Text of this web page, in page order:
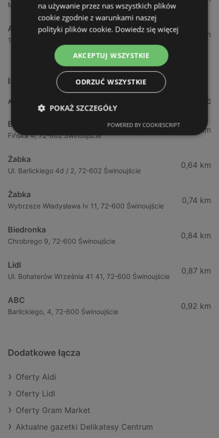
Maszewska 7, 72-100 Goleniów
Aldi
1 Maja 43, 71-627 Szczecin
54,82 km
Inne sklepy Supermarkety w pobliżu
ADRES ODLEGŁOŚĆ
Biedronka
Fińska 4, 72-602 Świnoujście
0,23 km
Żabka
Ul. Barlickiego 4d / 2, 72-602 Świnoujście
0,64 km
Żabka
Wybrzeze Władysława Iv 11, 72-600 Świnoujście
0,74 km
Biedronka
Chrobrego 9, 72-600 Świnoujście
0,84 km
Lidl
Ul. Bohaterów Września 41 41, 72-600 Świnoujście
0,87 km
ABC
Barlickiego, 4, 72-600 Świnoujście
0,92 km
Dodatkowe łącza
Oferty Aldi
Oferty Lidl
Oferty Gram Market
Aktualne gazetki Delikatesy Centrum
na używanie przez nas wszystkich plików
cookie zgodnie z warunkami naszej
polityki plików cookie. Dowiedz się więcej
AKCEPTUJ WSZYSTKIE
ODRZUĆ WSZYSTKIE
POKAŻ SZCZEGÓŁY
POWERED BY COOKIESCRIPT